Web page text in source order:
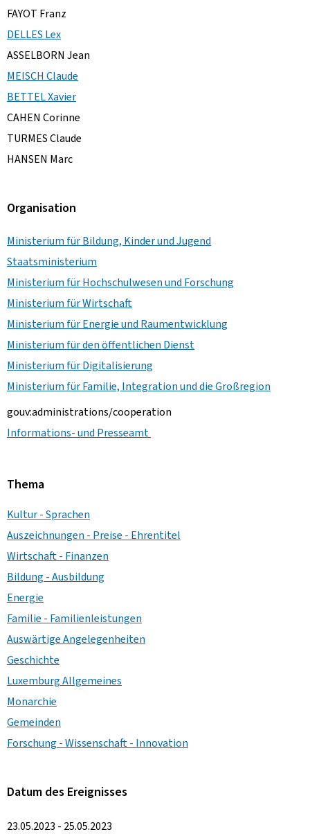
FAYOT Franz
DELLES Lex
ASSELBORN Jean
MEISCH Claude
BETTEL Xavier
CAHEN Corinne
TURMES Claude
HANSEN Marc
Organisation
Ministerium für Bildung, Kinder und Jugend
Staatsministerium
Ministerium für Hochschulwesen und Forschung
Ministerium für Wirtschaft
Ministerium für Energie und Raumentwicklung
Ministerium für den öffentlichen Dienst
Ministerium für Digitalisierung
Ministerium für Familie, Integration und die Großregion
gouv:administrations/cooperation
Informations- und Presseamt
Thema
Kultur - Sprachen
Auszeichnungen - Preise - Ehrentitel
Wirtschaft - Finanzen
Bildung - Ausbildung
Energie
Familie - Familienleistungen
Auswärtige Angelegenheiten
Geschichte
Luxemburg Allgemeines
Monarchie
Gemeinden
Forschung - Wissenschaft - Innovation
Datum des Ereignisses
23.05.2023 - 25.05.2023